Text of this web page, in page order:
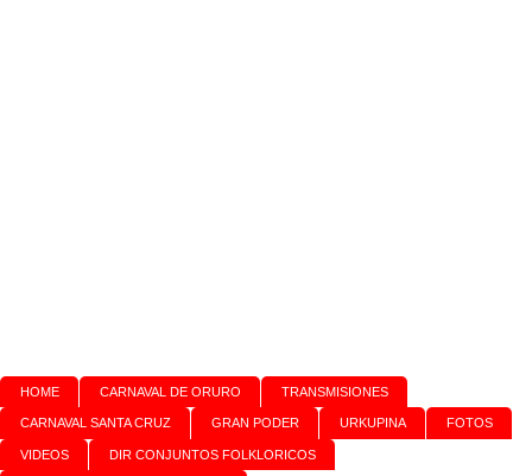
HOME CARNAVAL DE ORURO TRANSMISIONES
CARNAVAL SANTA CRUZ GRAN PODER URKUPINA FOTOS
VIDEOS DIR CONJUNTOS FOLKLORICOS